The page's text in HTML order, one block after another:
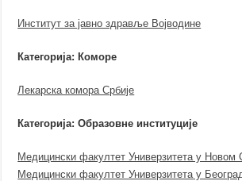
Институт за јавно здравље Војводине
Категорија: Коморе
Лекарска комора Србије
Категорија: Образовне институције
Медицински факултет Универзитета у Новом
Медицински факултет Универзитета у